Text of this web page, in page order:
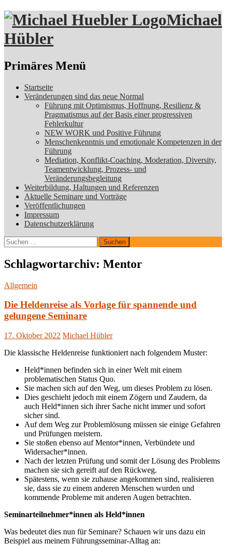
Michael
Hübler
Suchen
Primäres Menü
Zum
Inhalt
Startseite
Veränderungen sind das neue Normal
Führung mit Optimismus, Hoffnung, Resilienz &
Pragmatismus auf der Basis einer progressiven
Fehlerkultur
NEW WORK und Positive Führung
Menschenkenntnis und emotionale Kompetenzen in der
Führung
Mediation, Konflikt-Coaching, Moderation, Diversity,
Teamentwicklung, Prozess- und
Veränderungsbegleitung
Weiterbildung, Haltungen und Referenzen
Aktuelle Seminare und Vorträge
Veröffentlichungen
Impressum
Datenschutzerklärung
Suchen
nach:
Schlagwortarchiv: Mentor
Allgemein
Die Heldenreise als Vorlage für spannende und
gelungene Seminare
17. Oktober 2022 Michael Hübler
Die klassische Heldenreise funktioniert nach folgendem Muster:
Held*innen befinden sich in einer Welt mit einem
problematischen Status Quo.
Sie machen sich auf den Weg, um dieses Problem zu lösen.
Dies geschieht jedoch mit einem Zögern und Zaudern, da
auch Held*innen sich ihrer Sache nicht immer und sofort
sicher sind.
Auf dem Weg zur Problemlösung müssen sie einige Gefahren
und Prüfungen meistern.
Sie stoßen ebenso auf Mentor*innen, Verbündete und
Widersacher*innen.
Nach der letzten Prüfung und somit der Lösung des Problems
machen sie sich gereift auf den Rückweg.
Spätestens, wenn sie zuhause angekommen sind, realisieren
sie, dass sie zu einem anderen Menschen wurden und
kommende Probleme mit anderen Augen betrachten.
Seminarteilnehmer*innen als Held*innen
Was bedeutet dies nun für Seminare? Schauen wir uns dazu ein
Beispiel aus meinem Führungsseminar-Alltag an: